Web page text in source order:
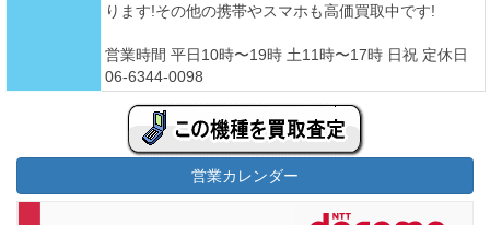
ります!その他の携帯やスマホも高価買取中です!
営業時間 平日10時〜19時 土11時〜17時 日祝 定休日
06-6344-0098
営業カレンダー